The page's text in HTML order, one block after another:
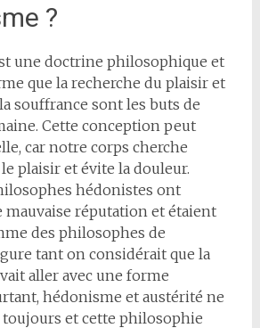
?
une doctrine philosophique et
que la recherche du plaisir et
souffrance sont les buts de
Cette conception peut
car notre corps cherche
plaisir et évite la douleur.
hédonistes ont
mauvaise réputation et étaient
des philosophes de
tant on considérait que la
aller avec une forme
hédonisme et austérité ne
toujours et cette philosophie